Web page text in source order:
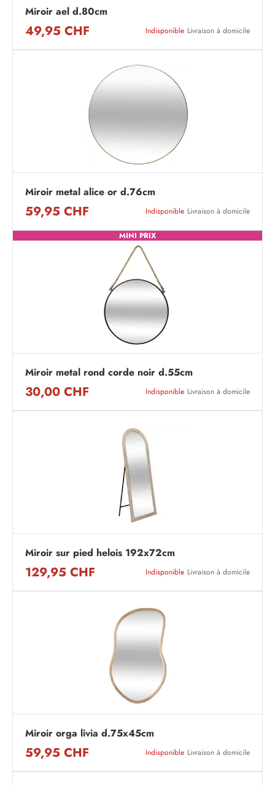
Miroir ael d.80cm
49,95 CHF Indisponible Livraison à domicile
Miroir metal alice or d.76cm
59,95 CHF Indisponible Livraison à domicile
MINI PRIX
Miroir metal rond corde noir d.55cm
30,00 CHF Indisponible Livraison à domicile
Miroir sur pied helois 192x72cm
129,95 CHF Indisponible Livraison à domicile
Miroir orga livia d.75x45cm
59,95 CHF Indisponible Livraison à domicile